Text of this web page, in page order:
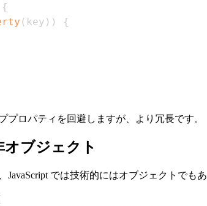
{
( key ) )
{
プロパティを回避しますが、より冗長です。
ブジェクト
では技術的にはオブジェクトでも